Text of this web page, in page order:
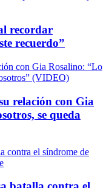
recordar
recuerdo”
relación con Gia
se queda